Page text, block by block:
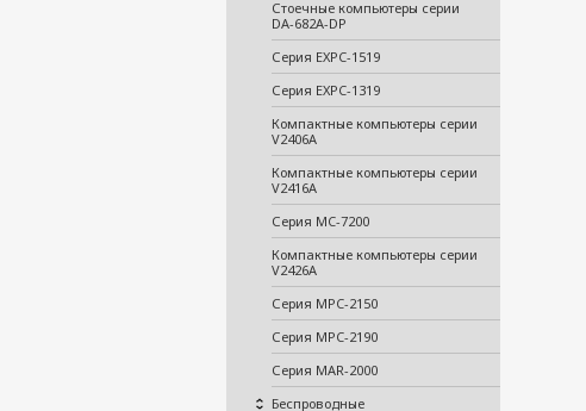
Стоечные компьютеры серии
DA-682A-DP
Серия EXPC-1519
Серия EXPC-1319
Компактные компьютеры серии
V2406A
Компактные компьютеры серии
V2416A
Серия MC-7200
Компактные компьютеры серии
V2426A
Серия MPC-2150
Серия MPC-2190
Серия MAR-2000
Беспроводные